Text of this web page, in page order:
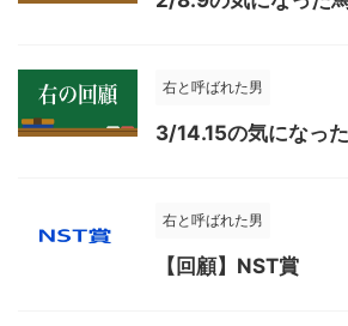
右と呼ばれた男
3/14.15の気になっ
右と呼ばれた男
【回顧】NST賞